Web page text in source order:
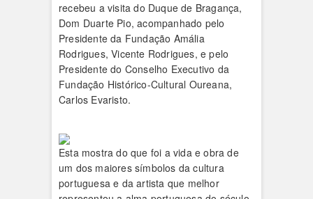
recebeu a visita do Duque de Bragança,
Dom Duarte Pio, acompanhado pelo
Presidente da Fundação Amália
Rodrigues, Vicente Rodrigues, e pelo
Presidente do Conselho Executivo da
Fundação Histórico-Cultural Oureana,
Carlos Evaristo.
Esta mostra do que foi a vida e obra de
um dos maiores símbolos da cultura
portuguesa e da artista que melhor